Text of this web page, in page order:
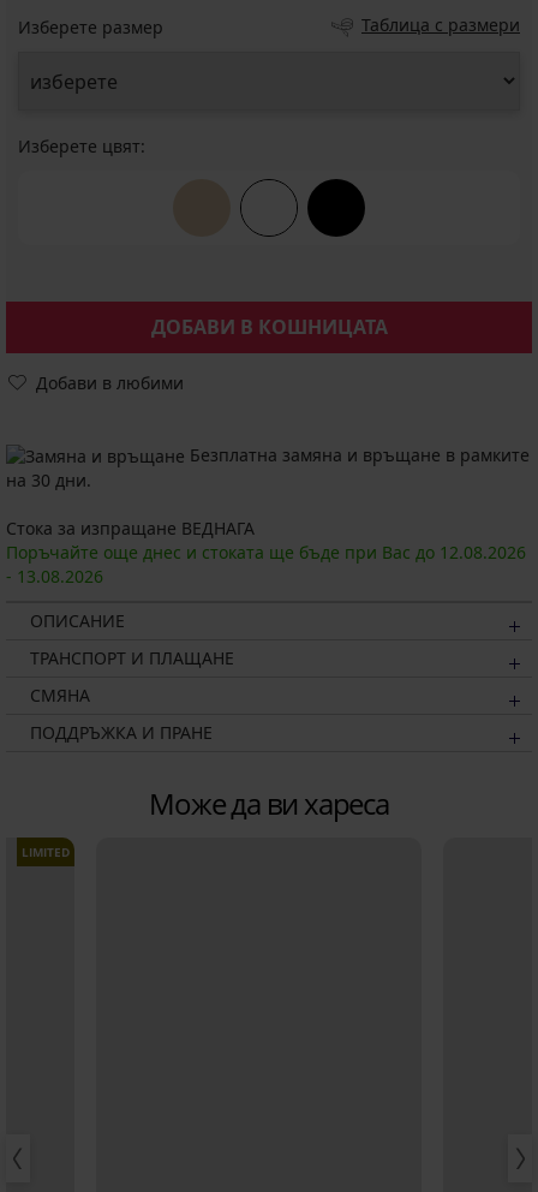
Изберете размер Таблица с размери
Изберете цвят:
ДОБАВИ В КОШНИЦАТА
Добави в любими
Безплатна замяна и връщане в рамките
на 30 дни.
Стока за изпращане ВЕДНАГА
Поръчайте още днес и стоката ще бъде при Вас до 12.08.2026
- 13.08.2026
ОПИСАНИЕ
ТРАНСПОРТ И ПЛАЩАНЕ
СМЯНА
ПОДДРЪЖКА И ПРАНЕ
Може да ви хареса
LIMITED